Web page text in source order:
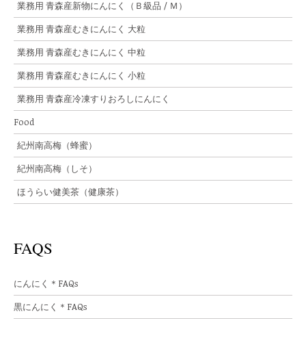
業務用 青森産新物にんにく（Ｂ級品 / Ｍ）
業務用 青森産むきにんにく 大粒
業務用 青森産むきにんにく 中粒
業務用 青森産むきにんにく 小粒
業務用 青森産冷凍すりおろしにんにく
Food
紀州南高梅（蜂蜜）
紀州南高梅（しそ）
ほうらい健美茶（健康茶）
FAQS
にんにく＊FAQs
黒にんにく＊FAQs